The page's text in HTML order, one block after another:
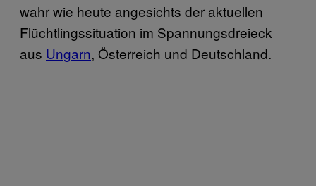
wahr wie heute angesichts der aktuellen
Flüchtlingssituation im Spannungsdreieck
aus Ungarn, Österreich und Deutschland.